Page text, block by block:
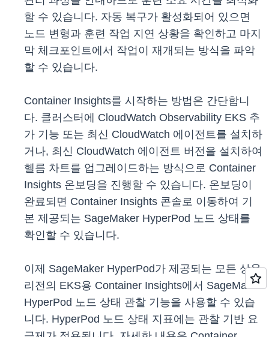
할 수 있습니다. 자동 복구가 활성화되어 있으면
노드 변형과 훈련 작업 지연 상황을 확인하고 마지
막 체크포인트에서 작업이 재개되는 방식을 파악
할 수 있습니다.
Container Insights를 시작하는 방법은 간단합니
다. 클러스터에 CloudWatch Observability EKS 추
가 기능 또는 최신 CloudWatch 에이전트를 설치하
거나, 최신 CloudWatch 에이전트 버전을 설치하여
헬름 차트를 업그레이드하는 방식으로 Container
Insights 온보딩을 진행할 수 있습니다. 온보딩이
완료되면 Container Insights 콘솔로 이동하여 기
본 제공되는 SageMaker HyperPod 노드 상태를
확인할 수 있습니다.
이제 SageMaker HyperPod가 제공되는 모든 상용
리전의 EKS용 Container Insights에서 SageMaker
HyperPod 노드 상태 관찰 기능을 사용할 수 있습
니다. HyperPod 노드 상태 지표에는 관찰 기반 요